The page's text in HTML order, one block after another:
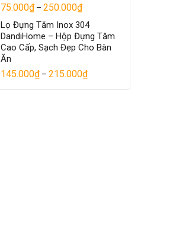
75.000₫– 250.000₫
Lọ Đựng Tăm Inox 304
DandiHome – Hộp Đựng Tăm
Cao Cấp, Sạch Đẹp Cho Bàn
Ăn
145.000₫– 215.000₫